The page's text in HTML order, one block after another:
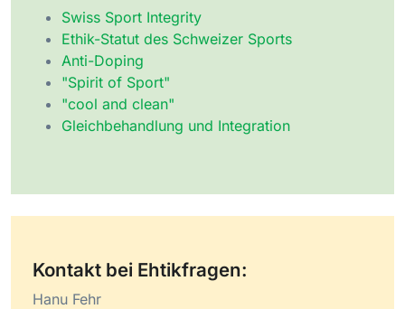
Swiss Sport Integrity
Ethik-Statut des Schweizer Sports
Anti-Doping
"Spirit of Sport"
"cool and clean"
Gleichbehandlung und Integration
Kontakt bei Ehtikfragen:
Hanu Fehr